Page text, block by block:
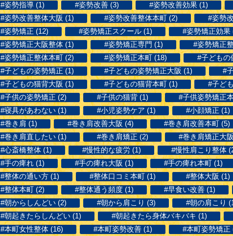
#姿勢指導 (1)
#姿勢改善 (3) #姿勢改善効果 (1)
#姿勢改善整体大阪 (1)
#姿勢改善整体本町 (2) #姿勢
#姿勢矯正 (12)
#姿勢矯正スクール (1) #姿勢矯正効果
#姿勢矯正大阪整体 (1)
#姿勢矯正専門 (1)
#姿勢矯正
#姿勢矯正整体本町 (2)
#姿勢矯正本町 (18) #子どもの
#子どもの姿勢矯正 (1)
#子どもの姿勢矯正大阪 (1)
#
#子どもの猫背大阪 (1)
#子どもの猫背本町 (1)
#子ど
#子供の姿勢矯正 (2)
#子供の猫背 (1) #子供姿勢矯正
#寝具があわない (1)
#小児姿勢ケア (1) #小顔矯正 (1)
#巻き肩 (1)
#巻き肩改善大阪 (4) #巻き肩改善本町 (5)
#巻き肩直したい (1)
#巻き肩矯正 (2) #巻き肩矯正大
#心斎橋整体 (1)
#慢性的な疲労 (1) #慢性肩こり整体
#手の痺れ (1)
#手の痺れ大阪 (1) #手の痺れ本町 (1)
#整体の通い方 (1)
#整体口コミ本町 (1) #整体大阪 (1)
#整体本町 (2)
#整体通う頻度 (1) #早食い改善 (1)
#朝からしんどい (2)
#朝から肩こり (3) #朝の肩こり
#朝起きたらしんどい (1)
#朝起きたら身体バキバキ (1)
#本町女性整体 (16)
#本町姿勢改善 (1) #本町姿勢矯正